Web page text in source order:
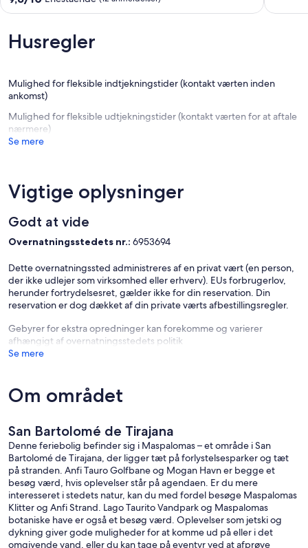
Maspalomas
and
Playa
Playa
del
ud
10,
Enestående,
Husregler
Mulighed for fleksible indtjekningstider (kontakt værten inden
ankomst)
Mulighed for fleksible udtjekningstider (kontakt værten for at aftale
nærmere)
Se mere
Vigtige oplysninger
Godt at vide
Overnatningsstedets nr.: 6953694
Dette overnatningssted administreres af en privat vært (en person,
der ikke udlejer som virksomhed eller erhverv). EUs forbrugerlov,
herunder fortrydelsesret, gælder ikke for din reservation. Din
reservation er dog dækket af din private værts afbestillingsregler.
Gebyrer for ekstra opredninger kan forekomme og varierer
afhængigt af overnatningsstedets politik
Se mere
Om området
San Bartolomé de Tirajana
Denne feriebolig befinder sig i Maspalomas – et område i San
Bartolomé de Tirajana, der ligger tæt på forlystelsesparker og tæt
på stranden. Anfi Tauro Golfbane og Mogan Havn er begge et
besøg værd, hvis oplevelser står på agendaen. Er du mere
interesseret i stedets natur, kan du med fordel besøge Maspalomas
Klitter og Anfi Strand. Lago Taurito Vandpark og Maspalomas
botaniske have er også et besøg værd. Oplevelser som jetski og
dykning giver gode muligheder for at komme ud på eller i det
omgivende vand, eller du kan tage på eventyr ved at afprøve